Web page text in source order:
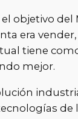
objetivo del
era vender,
tiene
mejor.
de